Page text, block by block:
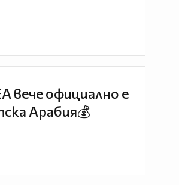
вече официално е
Арабия💰